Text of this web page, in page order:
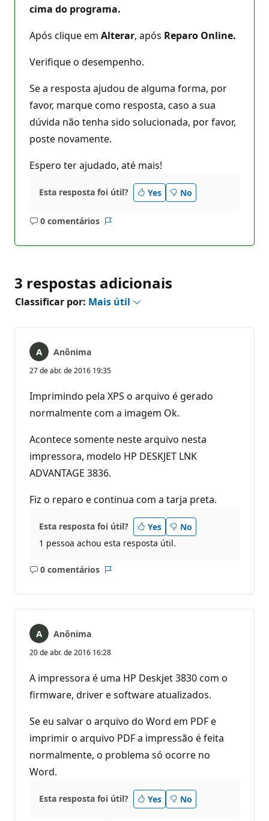
cima do programa.
Após clique em Alterar, após Reparo Online.
Verifique o desempenho.
Se a resposta ajudou de alguma forma, por
favor, marque como resposta, caso a sua
dúvida não tenha sido solucionada, por favor,
poste novamente.
Espero ter ajudado, até mais!
Esta resposta foi útil? Yes No
0 comentários
Sem
3 respostas adicionais
Classificar por: Mais útil
Anônima
27 de abr. de 2016 19:35
Imprimindo pela XPS o arquivo é gerado
normalmente com a imagem Ok.
Acontece somente neste arquivo nesta
impressora, modelo HP DESKJET LNK
ADVANTAGE 3836.
Fiz o reparo e continua com a tarja preta.
Esta resposta foi útil? Yes
No
1 pessoa achou esta resposta útil.
0 comentários
Sem
Anônima
20 de abr. de 2016 16:28
A impressora é uma HP Deskjet 3830 com o
firmware, driver e software atualizados.
Se eu salvar o arquivo do Word em PDF e
imprimir o arquivo PDF a impressão é feita
normalmente, o problema só ocorre no
Word.
Esta resposta foi útil? Yes No